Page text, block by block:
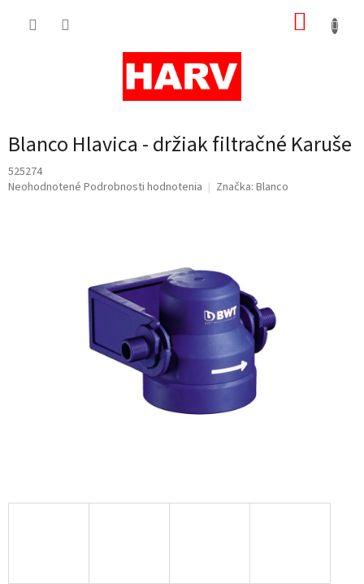
Blanco Hlavica - držiak filtračné Karuše
525274
Priemerné
Neohodnotené Podrobnosti hodnotenia Značka: Blanco